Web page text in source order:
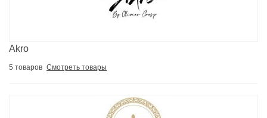
Akro
5 товаров Смотреть товары